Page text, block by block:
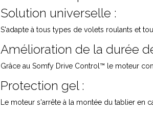
Solution universelle :
S'adapte à tous types de volets roulants et
Amélioration de la durée
Grâce au Somfy Drive Control™ le moteur
Protection gel :
Le moteur s'arrête à la montée du tablier en